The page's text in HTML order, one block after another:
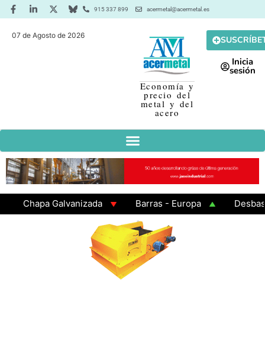
915 337 899 acermetal@acermetal.es
07 de Agosto de 2026
Economía y
precio del
metal y del
acero
Inicia
sesión
Chapa Galvanizada Barras - Europa
Desbaste -
GAMA 3 - Cuadrados 200x200x8